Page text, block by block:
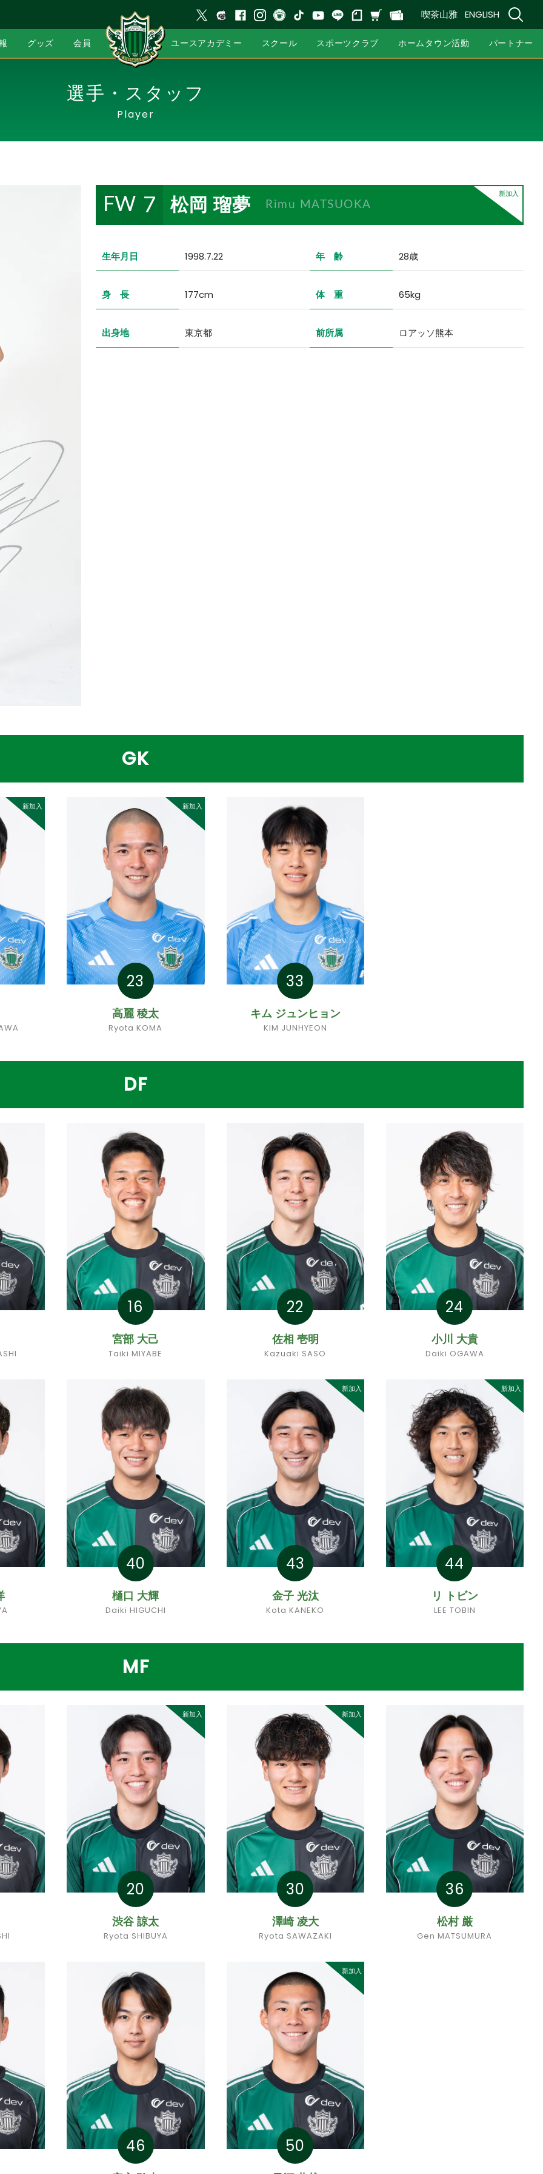
喫茶山雅 ENGLISH
グッズ 会員 ユースアカデミー スクール スポーツクラブ ホームタウン活動 パートナー
選手・スタッフ
Player
新加入
FW 7 松岡 瑠夢 Rimu MATSUOKA
生年月日 1998.7.22 年 齢 28歳
身 長 177cm 体 重 65kg
出身地 東京都 前所属 ロアッソ熊本
GK
新加入 新加入
23
高麗 稜太
Ryota KOMA
33
キム ジュンヒョン
KIM JUNHYEON
DF
16
宮部 大己
Taiki MIYABE
22
佐相 壱明
Kazuaki SASO
24
小川 大貴
Daiki OGAWA
40
樋口 大輝
Daiki HIGUCHI
新加入
43
金子 光汰
Kota KANEKO
新加入
44
リ トビン
LEE TOBIN
MF
新加入
20
渋谷 諒太
Ryota SHIBUYA
新加入
30
澤崎 凌大
Ryota SAWAZAKI
36
松村 厳
Gen MATSUMURA
46
新加入
50